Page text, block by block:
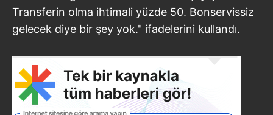
Transferin olma ihtimali yüzde 50. Bonservissiz
gelecek diye bir şey yok." ifadelerini kullandı.